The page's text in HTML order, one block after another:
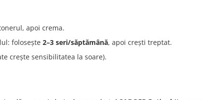
apoi crema.
folosește 2–3 seri/săptămână, apoi crești treptat.
crește sensibilitatea la soare).